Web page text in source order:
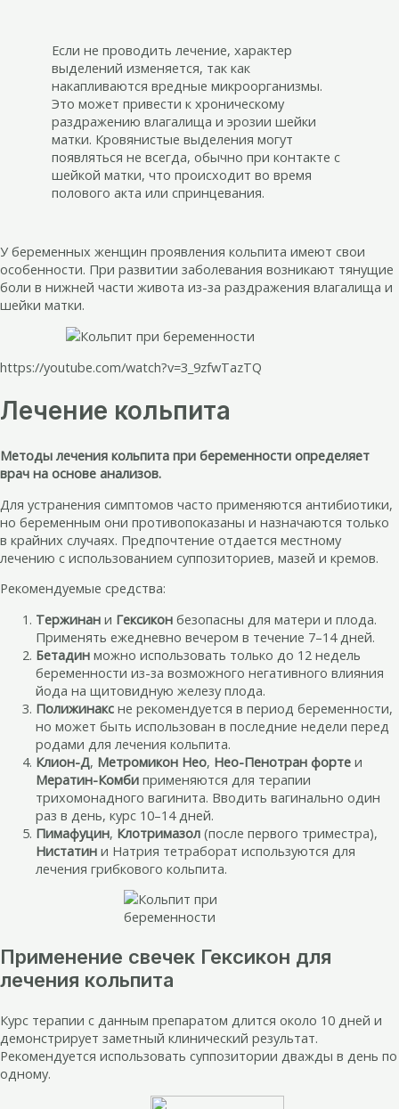
Если не проводить лечение, характер
выделений изменяется, так как
накапливаются вредные микроорганизмы.
Это может привести к хроническому
раздражению влагалища и эрозии шейки
матки. Кровянистые выделения могут
появляться не всегда, обычно при контакте с
шейкой матки, что происходит во время
полового акта или спринцевания.
У беременных женщин проявления кольпита имеют свои
особенности. При развитии заболевания возникают тянущие
боли в нижней части живота из-за раздражения влагалища и
шейки матки.
https://youtube.com/watch?v=3_9zfwTazTQ
Лечение кольпита
Методы лечения кольпита при беременности определяет
врач на основе анализов.
Для устранения симптомов часто применяются антибиотики,
но беременным они противопоказаны и назначаются только
в крайних случаях. Предпочтение отдается местному
лечению с использованием суппозиториев, мазей и кремов.
Рекомендуемые средства:
Тержинан и Гексикон безопасны для матери и плода.
Применять ежедневно вечером в течение 7–14 дней.
Бетадин можно использовать только до 12 недель
беременности из-за возможного негативного влияния
йода на щитовидную железу плода.
Полижинакс не рекомендуется в период беременности,
но может быть использован в последние недели перед
родами для лечения кольпита.
Клион-Д, Метромикон Нео, Нео-Пенотран форте и
Мератин-Комби применяются для терапии
трихомонадного вагинита. Вводить вагинально один
раз в день, курс 10–14 дней.
Пимафуцин, Клотримазол (после первого триместра),
Нистатин и Натрия тетраборат используются для
лечения грибкового кольпита.
Применение свечек Гексикон для
лечения кольпита
Курс терапии с данным препаратом длится около 10 дней и
демонстрирует заметный клинический результат.
Рекомендуется использовать суппозитории дважды в день по
одному.